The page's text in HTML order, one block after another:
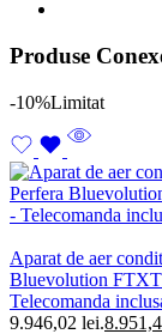
Produse
-10%Limitat
Aparat de aer
Bluevolution
Telecomanda
9.946,02 lei.